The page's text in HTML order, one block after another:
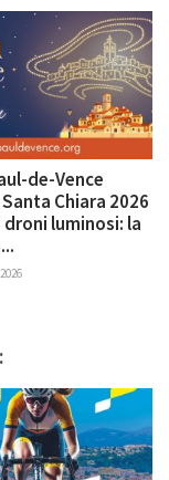
de-Vence
Chiara 2026
droni luminosi: la